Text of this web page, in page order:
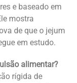
e baseado em
mostra
de que o jejum
em estudo.
alimentar?
rígida de